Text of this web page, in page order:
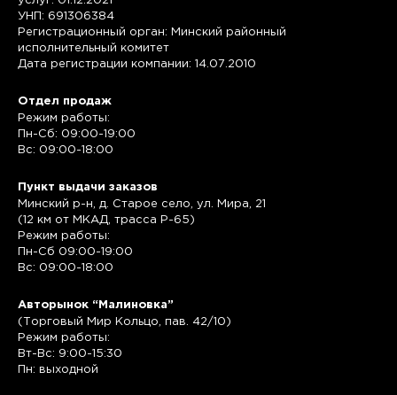
УНП: 691306384
Регистрационный орган: Минский районный
исполнительный комитет
Дата регистрации компании: 14.07.2010
Отдел продаж
Режим работы:
Пн-Сб: 09:00-19:00
Вс: 09:00-18:00
Пункт выдачи заказов
Минский р-н, д. Старое село, ул. Мира, 21
(12 км от МКАД, трасса P-65)
Режим работы:
Пн-Сб 09:00-19:00
Вс: 09:00-18:00
Авторынок “Малиновка”
(Торговый Мир Кольцо, пав. 42/10)
Режим работы:
Вт-Вс: 9:00-15:30
Пн: выходной